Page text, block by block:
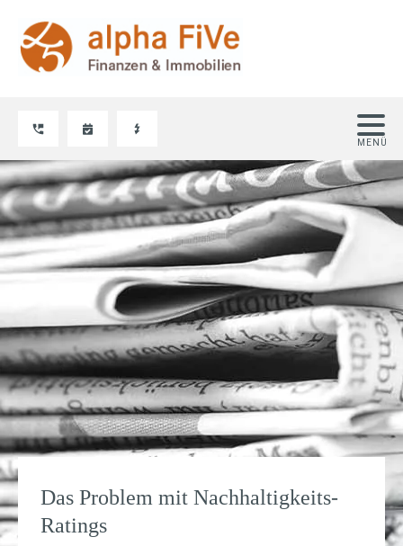
Das Problem mit Nachhaltigkeits-
Ratings